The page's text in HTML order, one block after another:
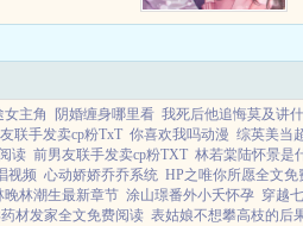
女主角 阴婚缠身哪里看 我死后他追悔莫及讲
联手发卖cp粉TxT 你喜欢我吗动漫 综英美当
读 前男友联手发卖cp粉TXT 林若棠陆怀景是
视频 心动娇娇乔乔系统 HP之唯你所愿全文免
晚林潮生最新章节 涂山璟番外小夭怀孕 穿越
材发家全文免费阅读 表姑娘不想攀高枝的后